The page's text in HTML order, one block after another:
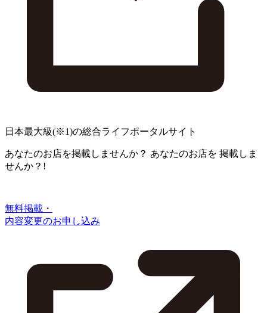
日本最大級(※1)の総合ライフポータルサイト
あなたのお店を掲載しませんか？ あなたのお店を 掲載しま
せんか？!
無料掲載・
内容変更のお申し込み